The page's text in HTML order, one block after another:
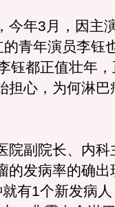
年3月，因主
的青年演员李钰
钰都正值壮年
担心，为何淋
副院长、内科
的发病率的确出
有1个新发病